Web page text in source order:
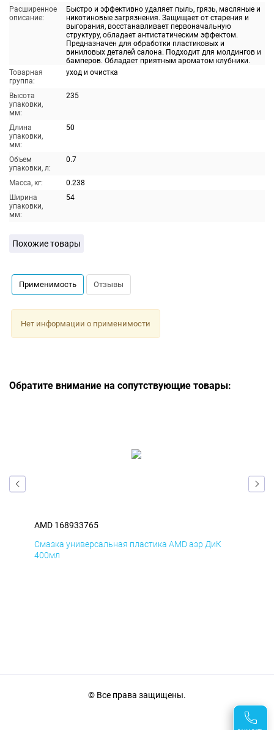
Расширенное
описание:
Быстро и эффективно удаляет пыль, грязь, масляные и
никотиновые загрязнения. Защищает от старения и
выгорания, восстанавливает первоначальную
структуру, обладает антистатическим эффектом.
Предназначен для обработки пластиковых и
виниловых деталей салона. Подходит для молдингов и
бамперов. Обладает приятным ароматом клубники.
Товарная
группа:
уход и очистка
Высота
упаковки,
мм:
235
Длина
упаковки,
мм:
50
Объем
упаковки, л:
0.7
Масса, кг:
0.238
Ширина
упаковки,
мм:
54
Похожие товары
Применимость Отзывы
Нет информации о применимости
Обратите внимание на сопутствующие товары:
AMD 168933765
Смазка универсальная пластика AMD аэр ДиК
400мл
© Все права защищены.